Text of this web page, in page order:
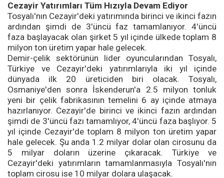
Cezayir Yatırımları Tüm Hızıyla Devam Ediyor
Tosyalı'nın Cezayir'deki yatırımında birinci ve ikinci fazın
ardından şimdi de 3'üncü faz tamamlanıyor. 4'üncü
faza başlayacak olan şirket 5 yıl içinde ülkede toplam 8
milyon ton üretim yapar hale gelecek.
Demir-çelik sektörünün lider oyuncularından Tosyalı,
Türkiye ve Cezayir'deki yatırımlarıyla iki yıl içinde
dünyada ilk 20 üreticiden biri olacak. Tosyalı,
Osmaniye'den sonra İskenderun'a 2.5 milyon tonluk
yeni bir çelik fabrikasının temelini 6 ay içinde atmaya
hazırlanıyor. Cezayir'de birinci ve ikinci fazın ardından
şimdi de 3'üncü fazı tamamlıyor, 4'üncü faza başlıyor. 5
yıl içinde Cezayir'de toplam 8 milyon ton üretim yapar
hale gelecek. Şu anda 1.2 milyar dolar olan cirosunu da
5 milyar doların üzerine çıkaracak. Türkiye ve
Cezayir'deki yatırımların tamamlanmasıyla Tosyalı'nın
toplam cirosu ise 10 milyar dolara ulaşacak.